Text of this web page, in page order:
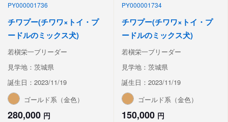
PY000001736
チワプー(チワワ×トイ・プ
ードルのミックス犬)
若槇栄一ブリーダー
見学地：茨城県
誕生日：2023/11/19
ゴールド系（金色）
280,000 円
PY000001734
チワプー(チワワ×トイ・プ
ードルのミックス犬)
若槇栄一ブリーダー
見学地：茨城県
誕生日：2023/11/19
ゴールド系（金色）
150,000 円